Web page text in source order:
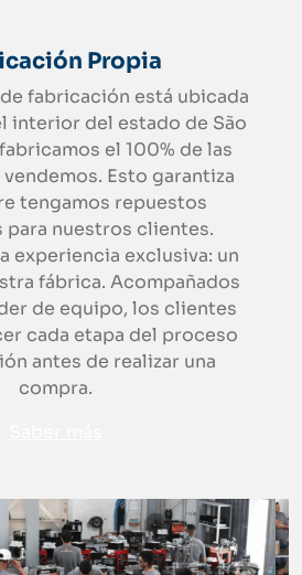
Propia
fabricación está ubicada
interior del estado de São
el 100% de las
Esto garantiza
tengamos repuestos
nuestros clientes.
experiencia exclusiva: un
fábrica. Acompañados
de equipo, los clientes
cada etapa del proceso
antes de realizar una
compra.